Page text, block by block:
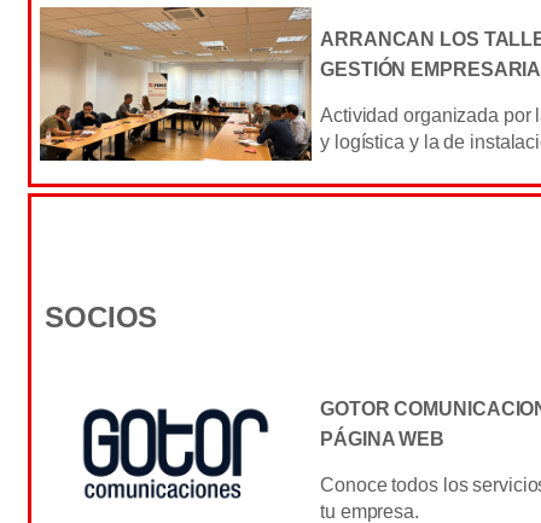
ARRANCAN LOS
GESTIÓN
Actividad organizada por
y logística y la de
SOCIOS
GOTOR
PÁGINA WEB
Conoce todos los
tu empresa.